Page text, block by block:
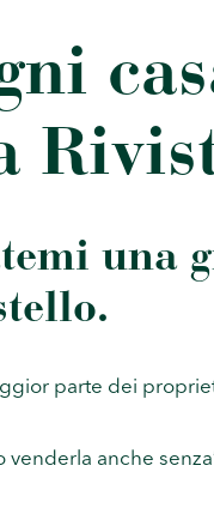
una
parte dei
venderla anche